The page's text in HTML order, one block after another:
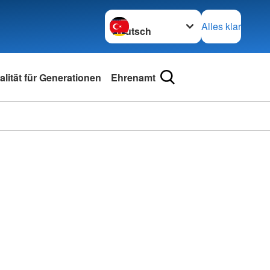
Sprache wechseln zu
Alles klar
für Generationen Ehrenamt